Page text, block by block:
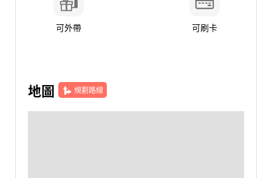
可外帶 可刷卡
地圖 規劃路線